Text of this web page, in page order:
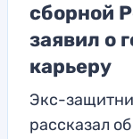
сборной
заявил о
карьеру
Экс-
рассказал